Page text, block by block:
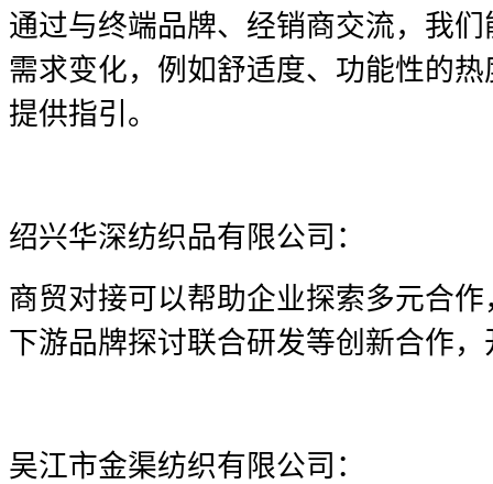
通过与终端品牌、经销商交流，我
需求变化，例如舒适度、功能性的
提供指引。
绍兴华深纺织品有限公司：
商贸对接可以帮助企业探索多元合
下游品牌探讨联合研发等创新合作
吴江市金渠纺织有限公司：